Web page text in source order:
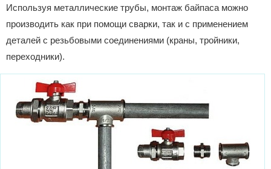
Используя металлические трубы, монтаж байпаса можно
производить как при помощи сварки, так и с применением
деталей с резьбовыми соединениями (краны, тройники,
переходники).